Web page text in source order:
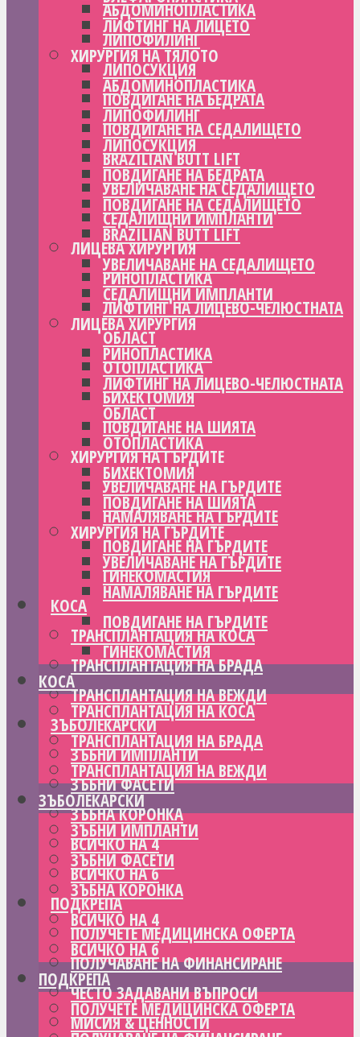
АБДОМИНОПЛАСТИКА
ЛИПОФИЛИНГ
ЛИПОСУКЦИЯ
ПОВДИГАНЕ НА БЕДРАТА
ПОВДИГАНЕ НА СЕДАЛИЩЕТО
BRAZILIAN BUTT LIFT
УВЕЛИЧАВАНЕ НА СЕДАЛИЩЕТО
СЕДАЛИЩНИ ИМПЛАНТИ
ЛИЦЕВА ХИРУРГИЯ
РИНОПЛАСТИКА
ЛИФТИНГ НА ЛИЦЕВО-ЧЕЛЮСТНАТА
ОБЛАСТ
ОТОПЛАСТИКА
БИХЕКТОМИЯ
ПОВДИГАНЕ НА ШИЯТА
ХИРУРГИЯ НА ГЪРДИТЕ
УВЕЛИЧАВАНЕ НА ГЪРДИТЕ
НАМАЛЯВАНЕ НА ГЪРДИТЕ
ПОВДИГАНЕ НА ГЪРДИТЕ
ГИНЕКОМАСТИЯ
КОСА
ТРАНСПЛАНТАЦИЯ НА КОСА
ТРАНСПЛАНТАЦИЯ НА БРАДА
ТРАНСПЛАНТАЦИЯ НА ВЕЖДИ
ЗЪБОЛЕКАРСКИ
ЗЪБНИ ИМПЛАНТИ
ЗЪБНИ ФАСЕТИ
ЗЪБНА КОРОНКА
ВСИЧКО НА 4
ВСИЧКО НА 6
ПОДКРЕПА
ПОЛУЧЕТЕ МЕДИЦИНСКА ОФЕРТА
ПОЛУЧАВАНЕ НА ФИНАНСИРАНЕ
ЧЕСТО ЗАДАВАНИ ВЪПРОСИ
МИСИЯ & ЦЕННОСТИ
ЛИФТИНГ НА ЛИЦЕТО
ХИРУРГИЯ НА ТЯЛОТО
АБДОМИНОПЛАСТИКА
ЛИПОФИЛИНГ
ЛИПОСУКЦИЯ
ПОВДИГАНЕ НА БЕДРАТА
ПОВДИГАНЕ НА СЕДАЛИЩЕТО
BRAZILIAN BUTT LIFT
УВЕЛИЧАВАНЕ НА СЕДАЛИЩЕТО
СЕДАЛИЩНИ ИМПЛАНТИ
ЛИЦЕВА ХИРУРГИЯ
РИНОПЛАСТИКА
ЛИФТИНГ НА ЛИЦЕВО-ЧЕЛЮСТНАТА
ОБЛАСТ
ОТОПЛАСТИКА
БИХЕКТОМИЯ
ПОВДИГАНЕ НА ШИЯТА
ХИРУРГИЯ НА ГЪРДИТЕ
УВЕЛИЧАВАНЕ НА ГЪРДИТЕ
НАМАЛЯВАНЕ НА ГЪРДИТЕ
ПОВДИГАНЕ НА ГЪРДИТЕ
ГИНЕКОМАСТИЯ
КОСА
ТРАНСПЛАНТАЦИЯ НА КОСА
ТРАНСПЛАНТАЦИЯ НА БРАДА
ТРАНСПЛАНТАЦИЯ НА ВЕЖДИ
ЗЪБОЛЕКАРСКИ
ЗЪБНИ ИМПЛАНТИ
ЗЪБНИ ФАСЕТИ
ЗЪБНА КОРОНКА
ВСИЧКО НА 4
ВСИЧКО НА 6
ПОДКРЕПА
ПОЛУЧЕТЕ МЕДИЦИНСКА ОФЕРТА